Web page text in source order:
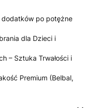
po potężne
dla Dzieci i
– Sztuka Trwałości i
Premium (Belbal,